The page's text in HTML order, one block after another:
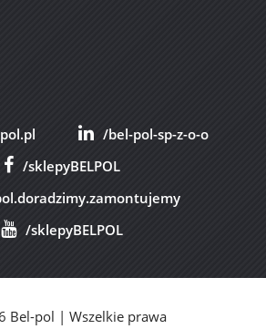
/bel-pol-sp-z-o-o
/sklepyBELPOL
/sklepyBELPOL
Bel-pol | Wszelkie prawa